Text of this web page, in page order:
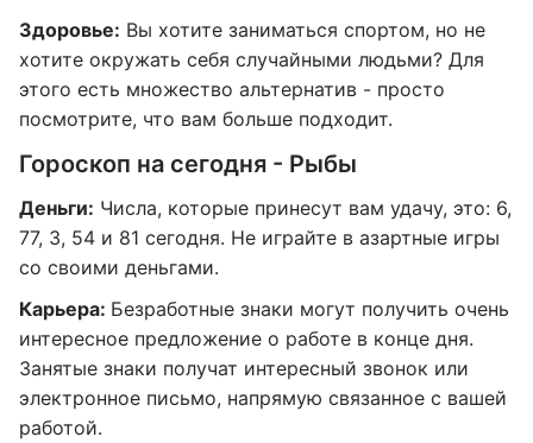
Здоровье: Вы хотите заниматься спортом, но не
хотите окружать себя случайными людьми? Для
этого есть множество альтернатив - просто
посмотрите, что вам больше подходит.
Гороскоп на сегодня - Рыбы
Деньги: Числа, которые принесут вам удачу, это: 6,
77, 3, 54 и 81 сегодня. Не играйте в азартные игры
со своими деньгами.
Карьера: Безработные знаки могут получить очень
интересное предложение о работе в конце дня.
Занятые знаки получат интересный звонок или
электронное письмо, напрямую связанное с вашей
работой.